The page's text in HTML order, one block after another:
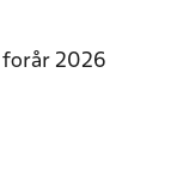
forår 2026